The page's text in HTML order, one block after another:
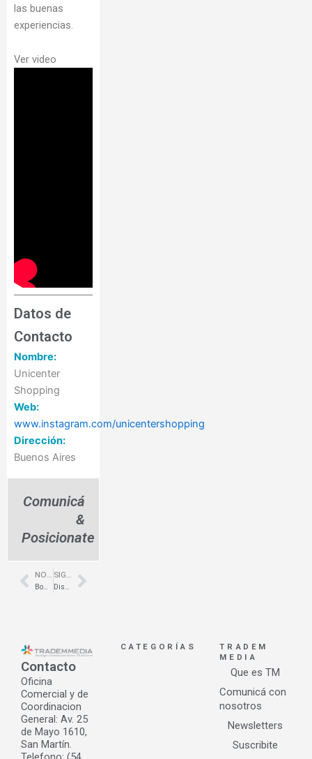
las buenas
experiencias.
Ver video
Datos de
Contacto
Nombre:
Unicenter
Shopping
Web:
www.instagram.com/unicentershopping
Dirección:
Buenos Aires
Comunicá
&
Posicionate
Prev
NOTA ANTERIOR SIGUIENTE NOTA Next
Contacto
Oficina
Comercial y de
Coordinacion
General: Av. 25
de Mayo 1610,
San Martín.
CATEGORÍAS
TRADEM
MEDIA
Que es TM
Comunicá con
nosotros
Newsletters
Suscribite